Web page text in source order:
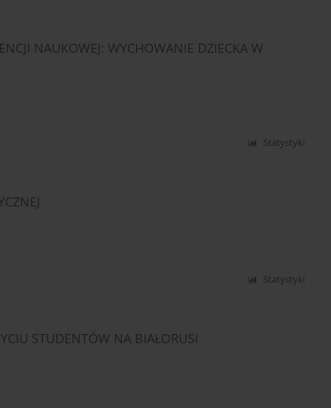
NAUKOWEJ: WYCHOWANIE DZIECKA W
Statystyki
Statystyki
STUDENTÓW NA BIAŁORUSI